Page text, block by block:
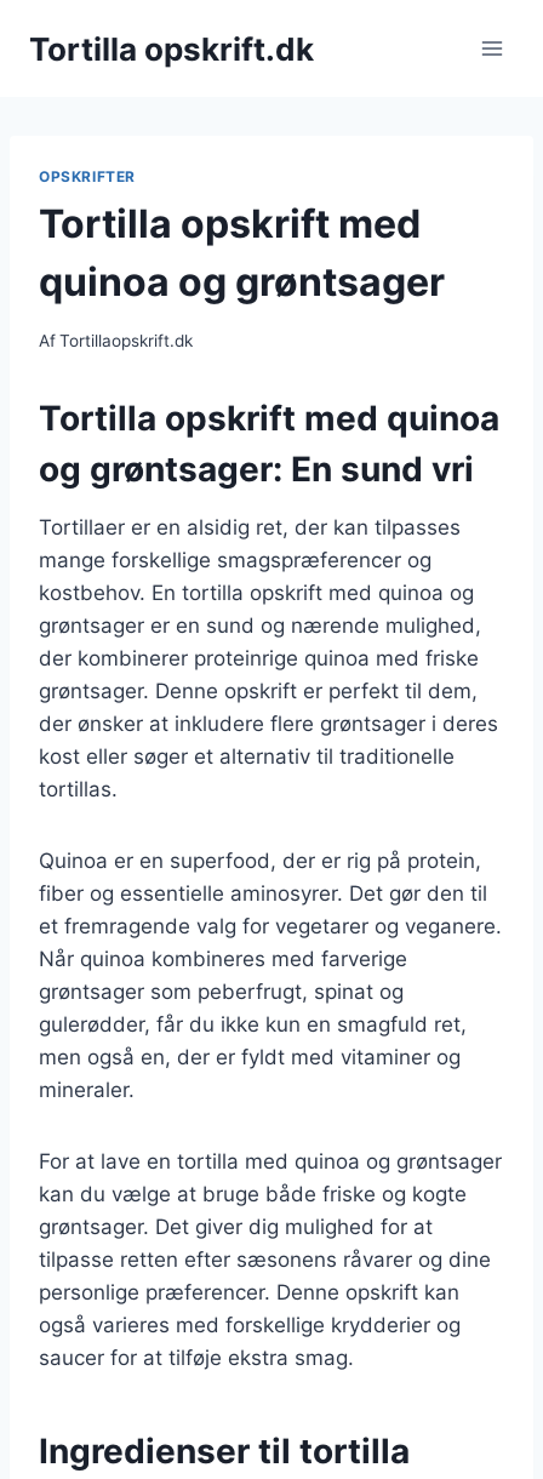
Tortilla opskrift.dk
OPSKRIFTER
Tortilla opskrift med
quinoa og grøntsager
AfTortillaopskrift.dk
Tortilla opskrift med quinoa
og grøntsager: En sund vri
Tortillaer er en alsidig ret, der kan tilpasses
mange forskellige smagspræferencer og
kostbehov. En tortilla opskrift med quinoa og
grøntsager er en sund og nærende mulighed,
der kombinerer proteinrige quinoa med friske
grøntsager. Denne opskrift er perfekt til dem,
der ønsker at inkludere flere grøntsager i deres
kost eller søger et alternativ til traditionelle
tortillas.
Quinoa er en superfood, der er rig på protein,
fiber og essentielle aminosyrer. Det gør den til
et fremragende valg for vegetarer og veganere.
Når quinoa kombineres med farverige
grøntsager som peberfrugt, spinat og
gulerødder, får du ikke kun en smagfuld ret,
men også en, der er fyldt med vitaminer og
mineraler.
For at lave en tortilla med quinoa og grøntsager
kan du vælge at bruge både friske og kogte
grøntsager. Det giver dig mulighed for at
tilpasse retten efter sæsonens råvarer og dine
personlige præferencer. Denne opskrift kan
også varieres med forskellige krydderier og
saucer for at tilføje ekstra smag.
Ingredienser til tortilla